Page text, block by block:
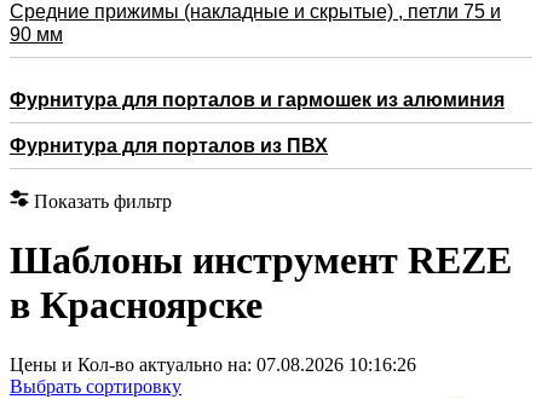
Средние прижимы (накладные и скрытые) , петли 75 и
90 мм
Фурнитура для порталов и гармошек из алюминия
Фурнитура для порталов из ПВХ
Показать фильтр
Шаблоны инструмент REZE
в Красноярске
Цены и Кол-во актуально на: 07.08.2026 10:16:26
Выбрать сортировку